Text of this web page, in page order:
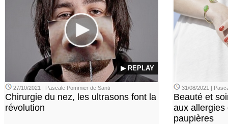
▶ REPLAY
27/10/2021 | Pascale Pommier de Santi
Chirurgie du nez, les ultrasons font la
révolution
31/08/2021 |
Beauté et
aux allergies
paupières